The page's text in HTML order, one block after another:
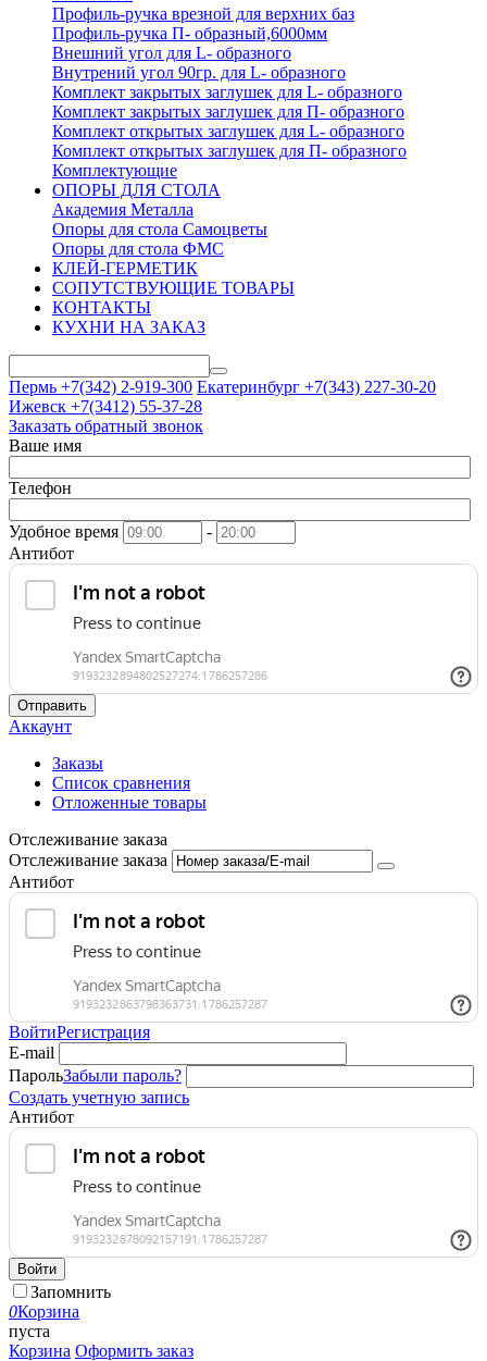
Профиль-ручка врезной для верхних баз
Профиль-ручка П- образный,6000мм
Внешний угол для L- образного
Внутрений угол 90гр. для L- образного
Комплект закрытых заглушек для L- образного
Комплект закрытых заглушек для П- образного
Комплект открытых заглушек для L- образного
Комплект открытых заглушек для П- образного
Комплектующие
ОПОРЫ ДЛЯ СТОЛА
Академия Металла
Опоры для стола Самоцветы
Опоры для стола ФМС
КЛЕЙ-ГЕРМЕТИК
СОПУТСТВУЮЩИЕ ТОВАРЫ
КОНТАКТЫ
КУХНИ НА ЗАКАЗ
Пермь +7(342) 2-919-300 Екатеринбург +7(343) 227-30-20
Ижевск +7(3412) 55-37-28
Заказать обратный звонок
Ваше имя
Телефон
Удобное время
-
Антибот
Отправить
Аккаунт
Заказы
Список сравнения
Отложенные товары
Отслеживание заказа
Отслеживание заказа
Антибот
ВойтиРегистрация
E-mail
ПарольЗабыли пароль?
Создать учетную запись
Антибот
Войти
Запомнить
0Корзина
пуста
Корзина Оформить заказ